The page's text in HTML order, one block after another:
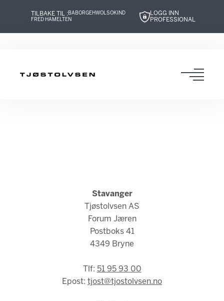
innhold
navigasjon
innhold
navigasjon
TILBAKE TIL :BABORGEHWOLSOKIND
FRED HAMELTEN
LOGG INN
PROFESSIONAL
Stavanger
Tjøstolvsen AS
Forum Jæren
Postboks 41
4349 Bryne
Tlf: 51 95 93 00
Epost: tjost@tjostolvsen.no